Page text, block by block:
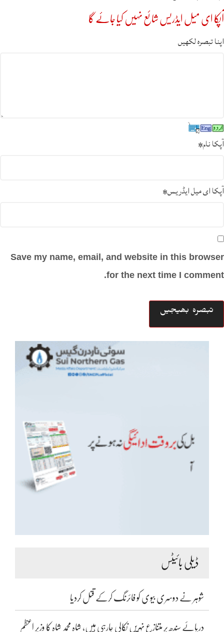
آپکا ای میل ایڈریس شائع نہیں کیا جائے گا
اپنا تبصرہ لکھیں
آپکا نام*
آپکا ای میل ایڈریس*
Save my name, email, and website in this browser
for the next time I comment.
ڈیلی بائیٹس
شوہر نے دوسری بیوی کو فائرنگ کرکے قتل کردیا
دریائے سندھ پر متنازع نہریں نکالی جارہی ہیں، شاہ محمد شاہ کا وزیر اعظم